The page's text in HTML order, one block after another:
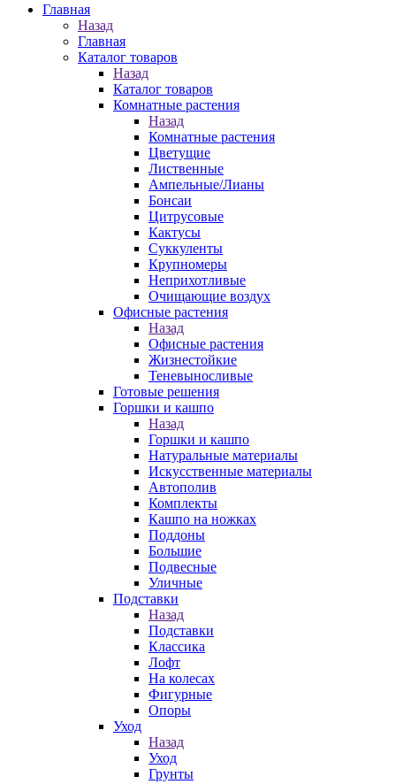
Главная
Назад
Главная
Каталог товаров
Назад
Каталог товаров
Комнатные растения
Назад
Комнатные растения
Цветущие
Лиственные
Ампельные/Лианы
Бонсаи
Цитрусовые
Кактусы
Суккуленты
Крупномеры
Неприхотливые
Очищающие воздух
Офисные растения
Назад
Офисные растения
Жизнестойкие
Теневыносливые
Готовые решения
Горшки и кашпо
Назад
Горшки и кашпо
Натуральные материалы
Искусственные материалы
Автополив
Комплекты
Кашпо на ножках
Поддоны
Большие
Подвесные
Уличные
Подставки
Назад
Подставки
Классика
Лофт
На колесах
Фигурные
Опоры
Уход
Назад
Уход
Грунты